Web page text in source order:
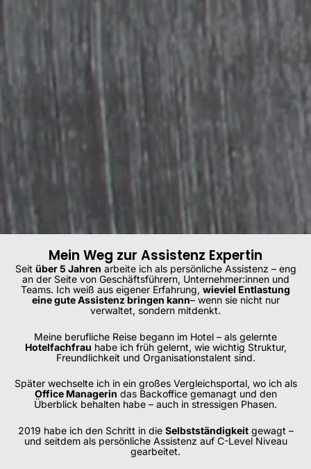
Mein Weg zur Assistenz Expertin
Seit über 5 Jahren arbeite ich als persönliche Assistenz – eng
an der Seite von Geschäftsführern, Unternehmer:innen und
Teams. Ich weiß aus eigener Erfahrung, wieviel Entlastung
eine gute Assistenz bringen kann– wenn sie nicht nur
verwaltet, sondern mitdenkt.
Meine berufliche Reise begann im Hotel – als gelernte
Hotelfachfrau habe ich früh gelernt, wie wichtig Struktur,
Freundlichkeit und Organisationstalent sind.
Später wechselte ich in ein großes Vergleichsportal, wo ich als
Office Managerin das Backoffice gemanagt und den
Überblick behalten habe – auch in stressigen Phasen.
2019 habe ich den Schritt in die Selbstständigkeitgewagt –
und seitdem als persönliche Assistenz auf C-Level Niveau
gearbeitet.